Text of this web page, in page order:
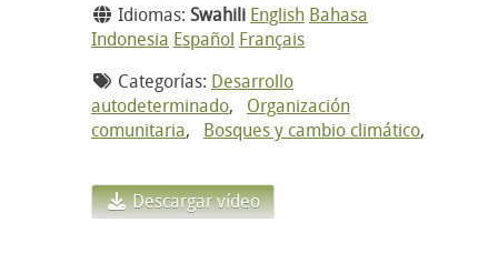
Idiomas: Swahili English Bahasa
Indonesia Español Français
Categorías: Desarrollo
autodeterminado, Organización
comunitaria, Bosques y cambio climático,
Descargar vídeo